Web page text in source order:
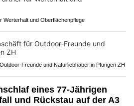
Werterhalt und Oberflächenpflege
Freunde und Naturliebhaber in Pfungen ZH
eines 77-Jährigen
und Rückstau auf der A3